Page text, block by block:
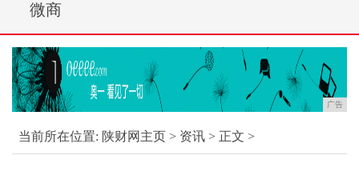
微商
广告
当前所在位置: 陕财网主页 > 资讯 > 正文 >